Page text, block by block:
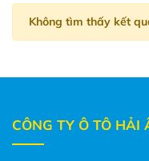
Không tìm thấy kết
CÔNG TY Ô TÔ HẢI